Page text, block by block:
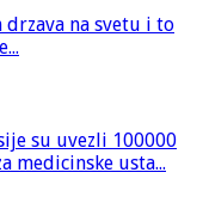
drzava na svetu i to
su uvezli 100000
medicinske usta...